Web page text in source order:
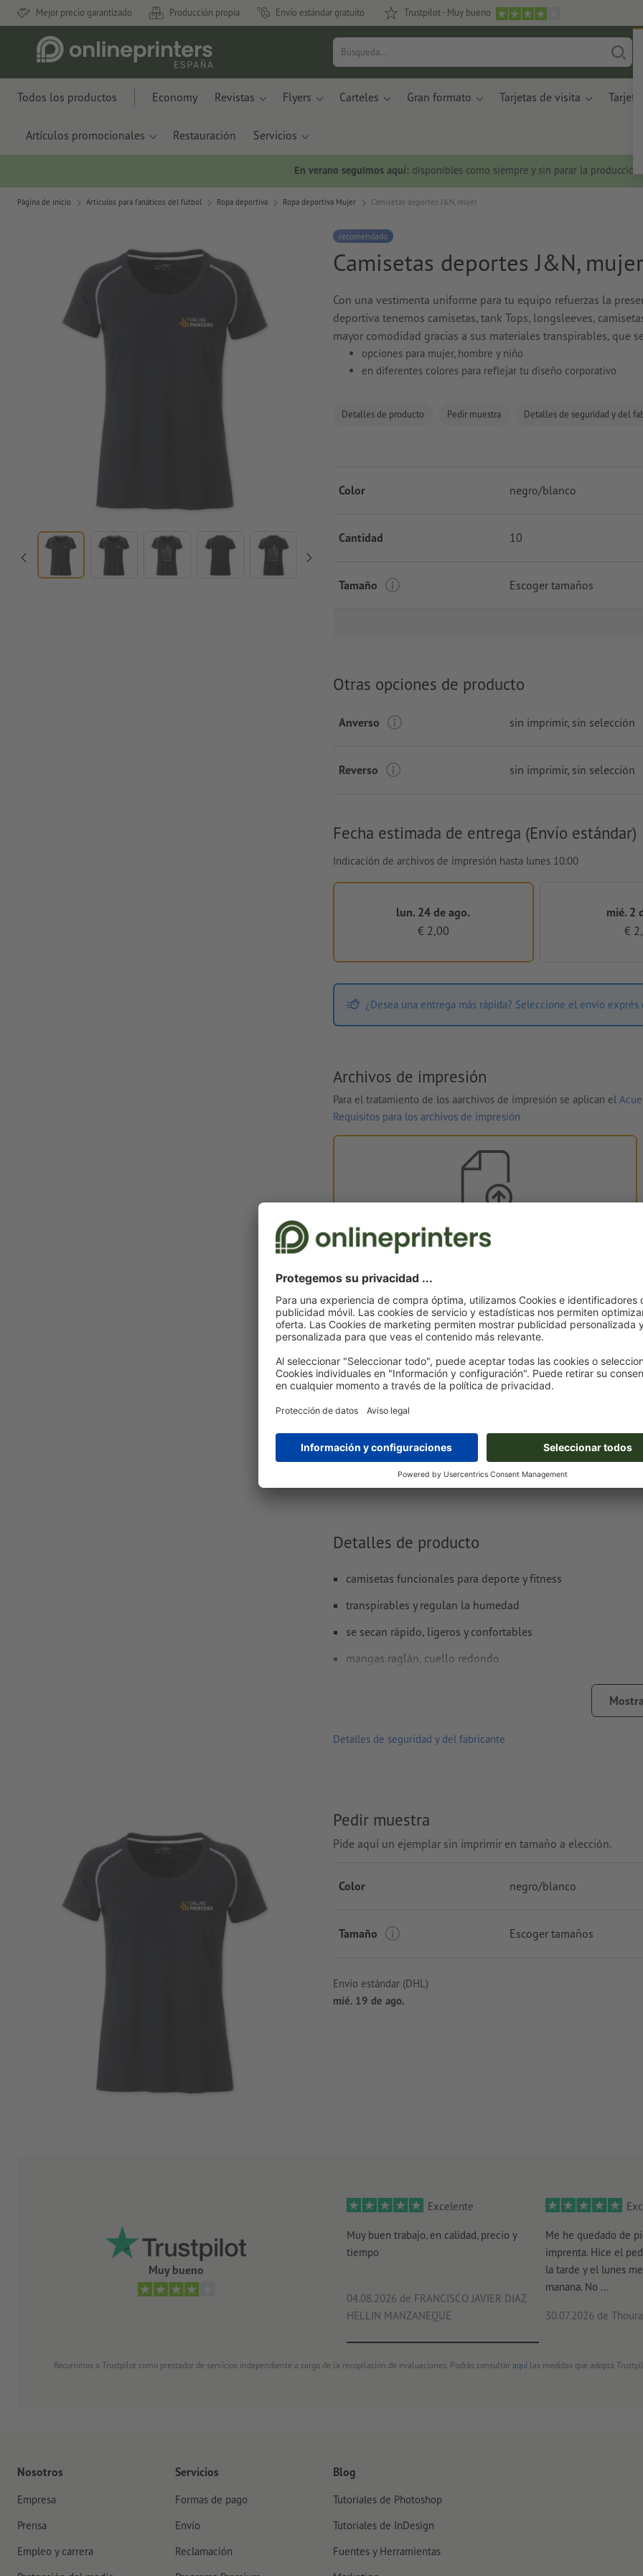
Mejor precio garantizado Producción propia Envío estándar gratuito Trustpilot - Muy bueno
Todos los productos Economy Revistas Flyers Carteles Gran formato Tarjetas de visita Tarjetas
Artículos promocionales Restauración Servicios
En verano seguimos aquí: disponibles como siempre y sin parar la producción.
Página de inicio Artículos para fanáticos del fútbol Ropa deportiva Ropa deportiva Mujer Camisetas deportes J&N, mujer
recomendado
Camisetas deportes J&N, mujer
Con una vestimenta uniforme para tu equipo refuerzas la
deportiva tenemos camisetas, tank Tops, longsleeves,
mayor comodidad gracias a sus materiales transpirables, que
opciones para mujer, hombre y niño
en diferentes colores para reflejar tu diseño corporativo
Detalles de producto Pedir muestra Detalles de seguridad y del
Color negro/blanco
Cantidad 10
Tamaño Escoger tamaños
Otras opciones de producto
Anverso sin imprimir, sin selección
Reverso sin imprimir, sin selección
Fecha estimada de entrega (Envío estándar)
Indicación de archivos de impresión hasta lunes 10:00
lun. 24 de ago.
€ 2,00
mié. 2
€
¿Desea una entrega más rápida? Seleccione el envío exprés
Archivos de impresión
Para el tratamiento de los aarchivos de impresión se aplican el
Requisitos para los archivos de impresión
Tus archivos de impresión
Puedes subir tus archivos de impresión antes o después de la
compra.
Subir ahora
sin IVA
Peso: aprox.1,2 kg
Detalles de producto
camisetas funcionales para deporte y fitness
transpirables y regulan la humedad
se secan rápido, ligeros y confortables
mangas raglán, cuello redondo
costuras flatlock de colores contrastantes en pecho y
planchar con temperatura máxima de plancha de 110 °C
disponibles en diversos tamaños y colores
marca: J&N
Detalles de seguridad y del fabricante
Pedir muestra
Pide aquí un ejemplar sin imprimir en tamaño a elección.
Color negro/blanco
Tamaño Escoger tamaños
Envío estándar (DHL)
mié. 19 de ago.
Muy bueno
Excelente
Muy buen trabajo, en calidad, precio y
tiempo
04.08.2026 de FRANCISCO JAVIER DIAZ
HELLIN MANZANEQUE
Me he quedado de
imprenta. Hice el
la tarde y el lunes
manana. No ...
30.07.2026 de
Recurrimos a Trustpilot como prestador de servicios independiente a cargo de la recopilación de evaluaciones. Podrás consultar aquí las medidas que adopta
Nosotros
Empresa
Prensa
Empleo y carrera
Servicios
Formas de pago
Envío
Reclamación
Blog
Tutoriales de Photoshop
Tutoriales de InDesign
Fuentes y Herramientas